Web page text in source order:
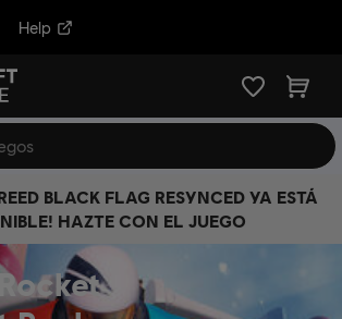
Help
BLACK FLAG RESYNCED YA ESTÁ
HAZTE CON EL JUEGO